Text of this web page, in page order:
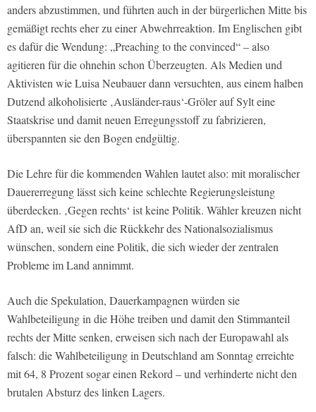
anders abzustimmen, und führten auch in der bürgerlichen Mitte bis
gemäßigt rechts eher zu einer Abwehrreaktion. Im Englischen gibt
es dafür die Wendung: „Preaching to the convinced“ – also
agitieren für die ohnehin schon Überzeugten. Als Medien und
Aktivisten wie Luisa Neubauer dann versuchten, aus einem halben
Dutzend alkoholisierte ‚Ausländer-raus‘-Gröler auf Sylt eine
Staatskrise und damit neuen Erregungsstoff zu fabrizieren,
überspannten sie den Bogen endgültig.
Die Lehre für die kommenden Wahlen lautet also: mit moralischer
Dauererregung lässt sich keine schlechte Regierungsleistung
überdecken. ‚Gegen rechts‘ ist keine Politik. Wähler kreuzen nicht
AfD an, weil sie sich die Rückkehr des Nationalsozialismus
wünschen, sondern eine Politik, die sich wieder der zentralen
Probleme im Land annimmt.
Auch die Spekulation, Dauerkampagnen würden sie
Wahlbeteiligung in die Höhe treiben und damit den Stimmanteil
rechts der Mitte senken, erweisen sich nach der Europawahl als
falsch: die Wahlbeteiligung in Deutschland am Sonntag erreichte
mit 64, 8 Prozent sogar einen Rekord – und verhinderte nicht den
brutalen Absturz des linken Lagers.